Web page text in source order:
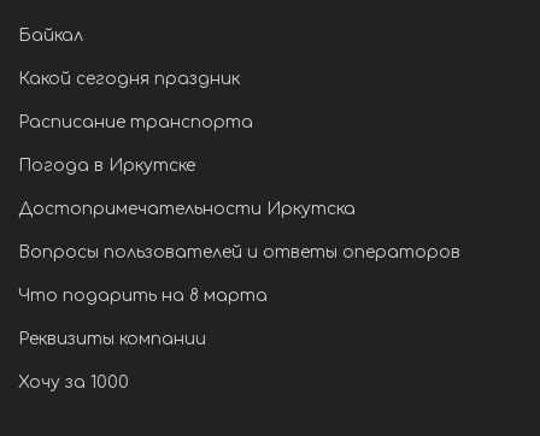
Байкал
Какой сегодня праздник
Расписание транспорта
Погода в Иркутске
Достопримечательности Иркутска
Вопросы пользователей и ответы операторов
Что подарить на 8 марта
Реквизиты компании
Хочу за 1000